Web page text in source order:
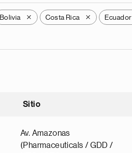
Bolivia X Costa Rica X Ecuador
Sitio
Av. Amazonas
(Pharmaceuticals / GDD /